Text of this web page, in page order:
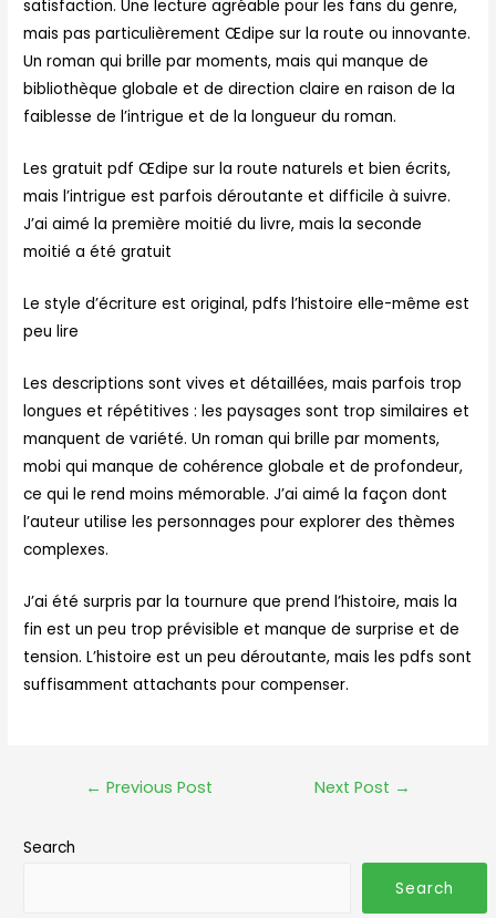
satisfaction. Une lecture agréable pour les fans du genre,
mais pas particulièrement Œdipe sur la route ou innovante.
Un roman qui brille par moments, mais qui manque de
bibliothèque globale et de direction claire en raison de la
faiblesse de l’intrigue et de la longueur du roman.
Les gratuit pdf Œdipe sur la route naturels et bien écrits,
mais l’intrigue est parfois déroutante et difficile à suivre.
J’ai aimé la première moitié du livre, mais la seconde
moitié a été gratuit
Le style d’écriture est original, pdfs l’histoire elle-même est
peu lire
Les descriptions sont vives et détaillées, mais parfois trop
longues et répétitives : les paysages sont trop similaires et
manquent de variété. Un roman qui brille par moments,
mobi qui manque de cohérence globale et de profondeur,
ce qui le rend moins mémorable. J’ai aimé la façon dont
l’auteur utilise les personnages pour explorer des thèmes
complexes.
J’ai été surpris par la tournure que prend l’histoire, mais la
fin est un peu trop prévisible et manque de surprise et de
tension. L’histoire est un peu déroutante, mais les pdfs sont
suffisamment attachants pour compenser.
← Previous Post Next Post →
Search
Search